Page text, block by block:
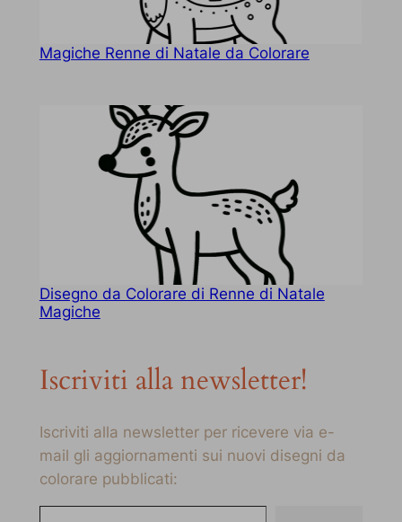
Magiche Renne di Natale da Colorare
Disegno da Colorare di Renne di Natale
Magiche
Iscriviti alla newsletter!
Iscriviti alla newsletter per ricevere via e-
mail gli aggiornamenti sui nuovi disegni da
colorare pubblicati:
Digita la tua e-mail…